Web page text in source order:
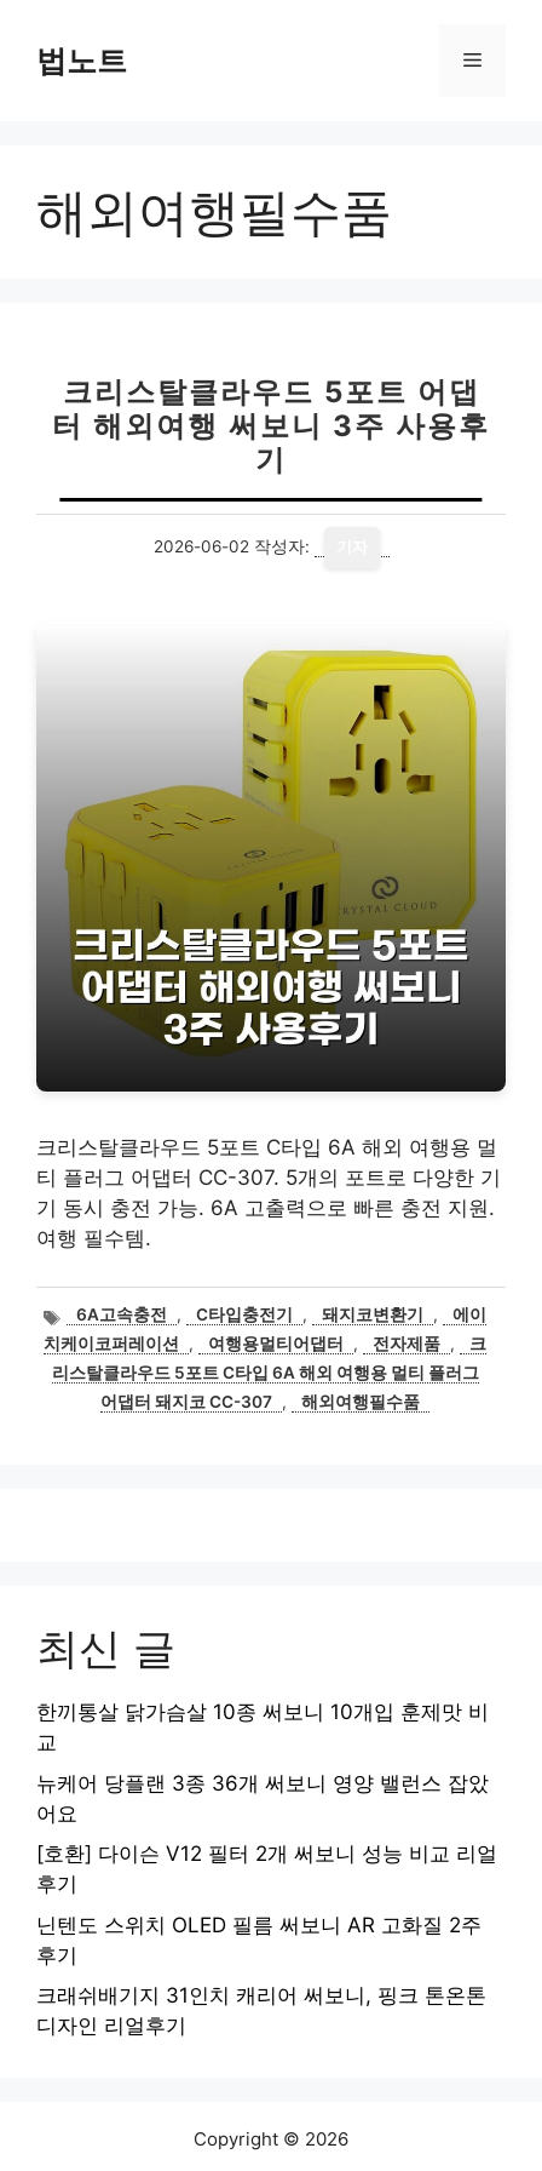
법노트 메
해외여행필수품
크리스탈클라우드 5포트 어댑
터 해외여행 써보니 3주 사용후
기
2026-06-02 작성자:
크리스탈클라우드 5포트 C타입 6A 해외 여행용 멀
티 플러그 어댑터 CC-307. 5개의 포트로 다양한 기
기 동시 충전 가능. 6A 고출력으로 빠른 충전 지원.
여행 필수템.
태
그
6A고속충전 , C타입충전기 , 돼지코변환기 ,
에이
치케이코퍼레이션
, 여행용멀티어댑터 , 전자제품 ,
크
리스탈클라우드 5포트 C타입 6A 해외 여행용 멀티 플러그
어댑터 돼지코 CC-307 , 해외여행필수품
최신 글
한끼통살 닭가슴살 10종 써보니 10개입 훈제맛 비
교
뉴케어 당플랜 3종 36개 써보니 영양 밸런스 잡았
어요
[호환] 다이슨 V12 필터 2개 써보니 성능 비교 리얼
후기
닌텐도 스위치 OLED 필름 써보니 AR 고화질 2주
후기
크래쉬배기지 31인치 캐리어 써보니, 핑크 톤온톤
디자인 리얼후기
Copyright © 2026